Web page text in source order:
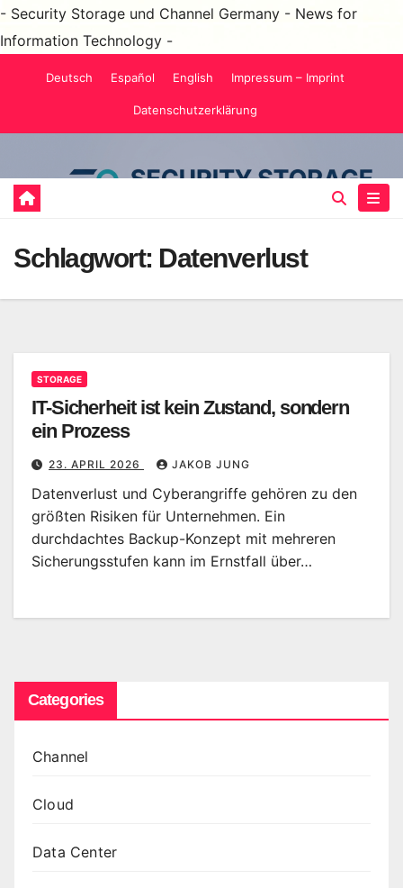
- Security Storage und Channel Germany - News for
Information Technology -
Deutsch Español English Impressum – Imprint
Datenschutzerklärung
Schlagwort: Datenverlust
STORAGE
IT-Sicherheit ist kein Zustand, sondern
ein Prozess
23. APRIL 2026 JAKOB JUNG
Datenverlust und Cyberangriffe gehören zu den
größten Risiken für Unternehmen. Ein
durchdachtes Backup-Konzept mit mehreren
Sicherungsstufen kann im Ernstfall über…
Categories
Channel
Cloud
Data Center